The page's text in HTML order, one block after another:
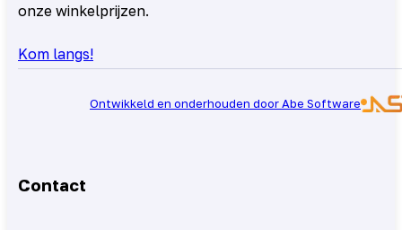
onze winkelprijzen.
Kom langs!
Ontwikkeld en onderhouden door Abe Software
Contact